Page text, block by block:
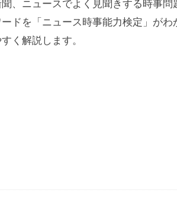
聞、ニュースでよく見聞きする時事問
ードを「ニュース時事能力検定」がわ
く解説します。